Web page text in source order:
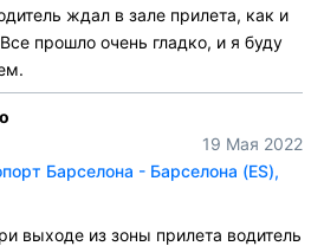
ждал в зале прилета, как и
прошло очень гладко, и я буду
19 Мая 2022
Барселона - Барселона (ES),
выходе из зоны прилета водитель